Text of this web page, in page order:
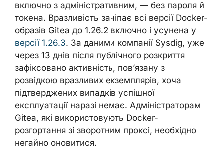
включно з адміністративним, — без пароля й
токена. Вразливість зачіпає всі версії Docker-
образів Gitea до 1.26.2 включно і усунена у
версії 1.26.3. За даними компанії Sysdig, уже
через 13 днів після публічного розкриття
зафіксовано активність, пов’язану з
розвідкою вразливих екземплярів, хоча
підтверджених випадків успішної
експлуатації наразі немає. Адміністраторам
Gitea, які використовують Docker-
розгортання зі зворотним проксі, необхідно
негайно оновитися.